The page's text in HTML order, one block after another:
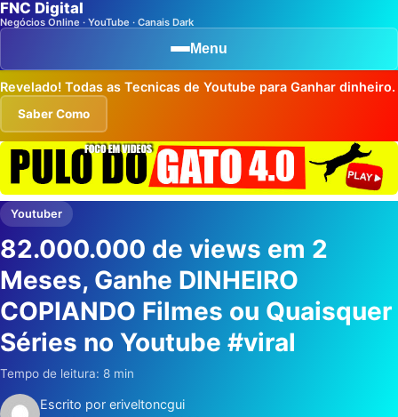
FNC Digital
Negócios Online · YouTube · Canais Dark
Menu
Revelado! Todas as Tecnicas de Youtube para Ganhar dinheiro.
Saber Como
Youtuber
82.000.000 de views em 2
Meses, Ganhe DINHEIRO
COPIANDO Filmes ou Quaisquer
Séries no Youtube #viral
Tempo de leitura: 8 min
Escrito por eriveltoncgui